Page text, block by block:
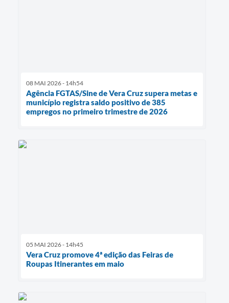
08 MAI 2026 - 14h54
Agência FGTAS/Sine de Vera Cruz supera metas e
município registra saldo positivo de 385
empregos no primeiro trimestre de 2026
05 MAI 2026 - 14h45
Vera Cruz promove 4ª edição das Feiras de
Roupas Itinerantes em maio